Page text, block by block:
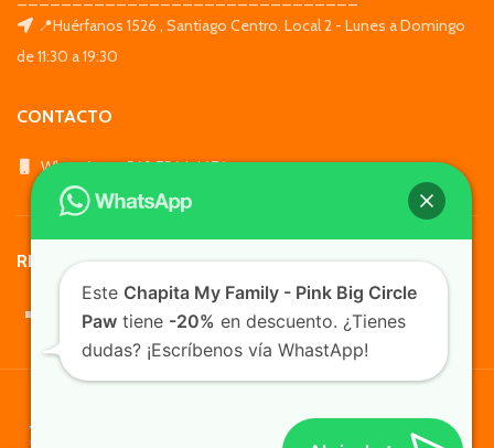
📍Huérfanos 1526 , Santiago Centro. Local 2 - Lunes a Domingo
de 11:30 a 19:30
CONTACTO
WhatsApp: +569 7564 4676
REDES SOCIALES
TusMascotas.cl
Este Chapita My Family - Pink Big Circle
Paw tiene -20% en descuento. ¿Tienes
dudas? ¡Escríbenos vía WhastApp!